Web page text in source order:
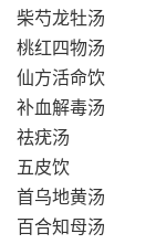
柴芍龙牡汤
桃红四物汤
仙方活命饮
补血解毒汤
祛疣汤
五皮饮
首乌地黄汤
百合知母汤